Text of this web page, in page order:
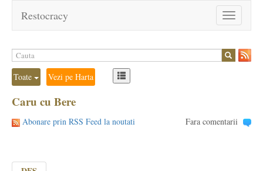
Toggle
navigation
Restocracy
Toate Vezi pe Harta
Caru cu Bere
Abonare prin RSS Feed la noutati Fara comentarii